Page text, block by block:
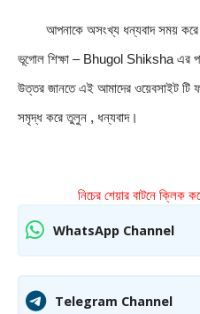
আপনাকে অসংখ্য ধন্যবাদ সময় করে
ভূগোল শিক্ষা – Bhugol Shiksha এর
উত্তর জানতে এই আমাদের ওয়েবসাইট টি
সমৃদ্ধ করে তুলুন , ধন্যবাদ।
নিচের শেয়ার বাটনে ক্লিক
WhatsApp Channel
Telegram Channel